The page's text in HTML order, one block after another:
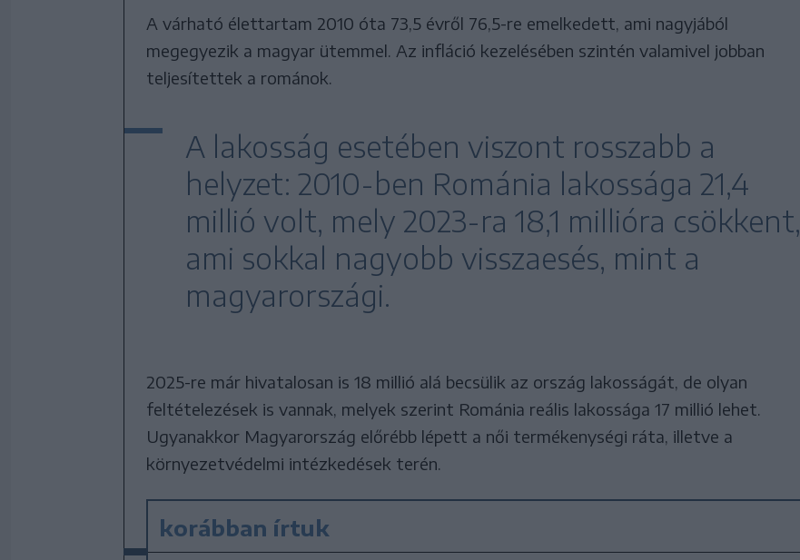
A várható élettartam 2010 óta 73,5 évről 76,5-re emelkedett, ami nagyjából
megegyezik a magyar ütemmel. Az infláció kezelésében szintén valamivel jobban
teljesítettek a románok.
A lakosság esetében viszont rosszabb a
helyzet: 2010-ben Románia lakossága 21,4
millió volt, mely 2023-ra 18,1 millióra csökkent,
ami sokkal nagyobb visszaesés, mint a
magyarországi.
2025-re már hivatalosan is 18 millió alá becsülik az ország lakosságát, de olyan
feltételezések is vannak, melyek szerint Románia reális lakossága 17 millió lehet.
Ugyanakkor Magyarország előrébb lépett a női termékenységi ráta, illetve a
környezetvédelmi intézkedések terén.
korábban írtuk